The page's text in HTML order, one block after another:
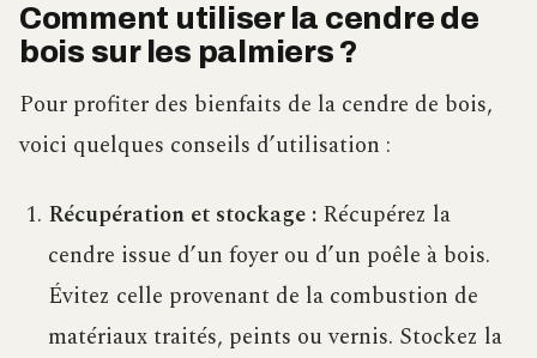
Comment utiliser la cendre de
bois sur les palmiers ?
Pour profiter des bienfaits de la cendre de bois,
voici quelques conseils d’utilisation :
Récupération et stockage : Récupérez la
cendre issue d’un foyer ou d’un poêle à bois.
Évitez celle provenant de la combustion de
matériaux traités, peints ou vernis. Stockez la